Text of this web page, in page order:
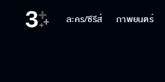
ละคร/ซีรีส์ ภาพยนตร์